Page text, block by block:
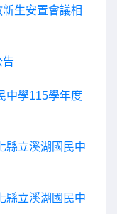
生安置會議相
告
中學115學年度
縣立溪湖國民中
縣立溪湖國民中